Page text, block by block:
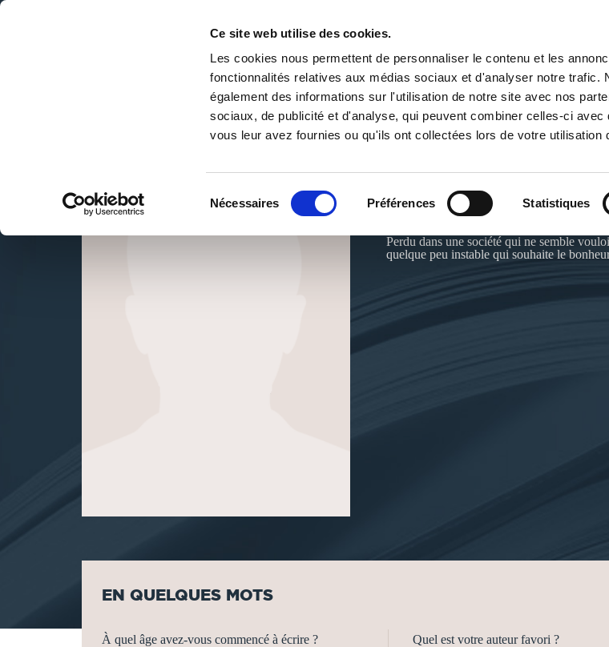
Ce site web utilise des cookies.
Les cookies nous permettent de personnaliser le contenu et les
fonctionnalités relatives aux médias sociaux et d'analyser notre trafic.
également des informations sur l'utilisation de notre site avec nos
sociaux, de publicité et d'analyse, qui peuvent combiner celles-ci avec
vous leur avez fournies ou qu'ils ont collectées lors de votre utilisation
Nécessaires Préférences Statistiques
DE LA PAGE BLANCHE... AU BEST SELLER
PUBLIER UN LIVRE
POINT VIRGULE.
Perdu dans une société qui ne semble
quelque peu instable qui souhaite le
EN QUELQUES MOTS
À quel âge avez-vous commencé à écrire ?
Quel est votre auteur favori ?